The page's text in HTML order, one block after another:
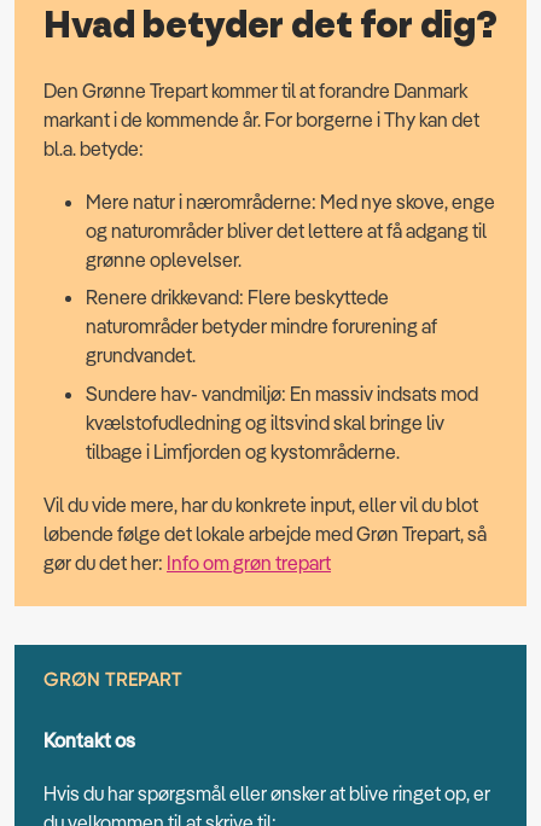
Hvad betyder det for dig?
Den Grønne Trepart kommer til at forandre Danmark
markant i de kommende år. For borgerne i Thy kan det
bl.a. betyde:
Mere natur i nærområderne: Med nye skove, enge
og naturområder bliver det lettere at få adgang til
grønne oplevelser.
Renere drikkevand: Flere beskyttede
naturområder betyder mindre forurening af
grundvandet.
Sundere hav- vandmiljø: En massiv indsats mod
kvælstofudledning og iltsvind skal bringe liv
tilbage i Limfjorden og kystområderne.
Vil du vide mere, har du konkrete input, eller vil du blot
løbende følge det lokale arbejde med Grøn Trepart, så
gør du det her: Info om grøn trepart
GRØN TREPART
Kontakt os
Hvis du har spørgsmål eller ønsker at blive ringet op, er